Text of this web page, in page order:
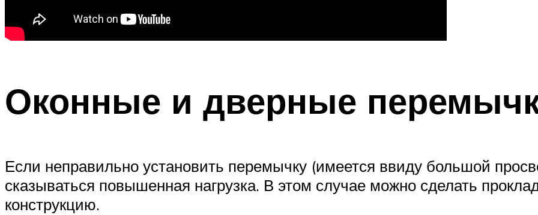
Оконные и дверные
Если неправильно установить перемычку (имеется ввиду большой
сказываться повышенная нагрузка. В этом случае можно сделать
конструкцию.